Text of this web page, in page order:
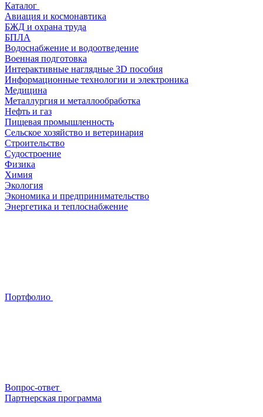
Каталог
Авиация и космонавтика
БЖД и охрана труда
БПЛА
Водоснабжение и водоотведение
Военная подготовка
Интерактивные наглядные 3D пособия
Информационные технологии и электроника
Медицина
Металлургия и металлообработка
Нефть и газ
Пищевая промышленность
Сельское хозяйство и ветеринария
Строительство
Судостроение
Физика
Химия
Экология
Экономика и предпринимательство
Энергетика и теплоснабжение
Портфолио
Вопрос-ответ
Партнерская программа